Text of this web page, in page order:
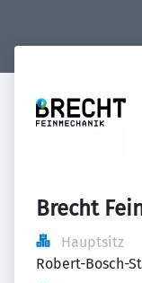
Brecht
Hauptsitz
Robert-Bosch-